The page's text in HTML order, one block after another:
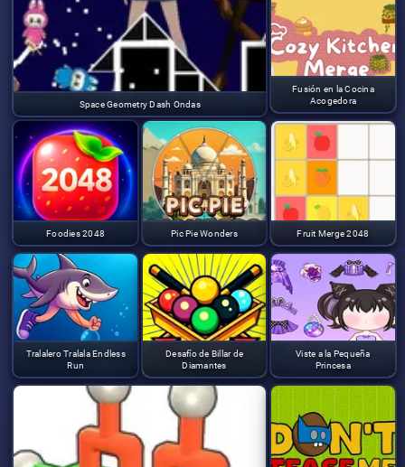
Space Geometry Dash Ondas
Fusión en la Cocina
Acogedora
Foodies 2048 Pic Pie Wonders Fruit Merge 2048
Tralalero Tralala Endless
Run
Desafío de Billar de
Diamantes
Viste a la Pequeña
Princesa